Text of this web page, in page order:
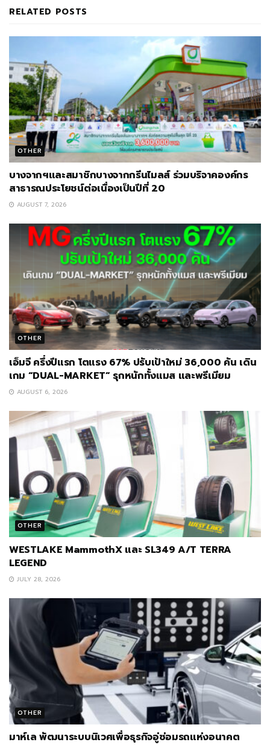
RELATED POSTS
OTHER
บางจากฯและสมาชิกบางจากกรีนไมลส์ ร่วมบริจาคองค์กร
สาธารณประโยชน์ต่อเนื่องเป็นปีที่ 20
AUGUST 7, 2026
OTHER
เอ็มจี ครึ่งปีแรก โตแรง 67% ปรับเป้าใหม่ 36,000 คัน เดิน
เกม “DUAL-MARKET” รุกหนักทั้งแมส และพรีเมียม
AUGUST 6, 2026
OTHER
WESTLAKE MammothX และ SL349 A/T TERRA
LEGEND
JULY 28, 2026
OTHER
มาห์เล พัฒนาระบบนิเวศเพื่อธุรกิจอู่ซ่อมรถแห่งอนาคต